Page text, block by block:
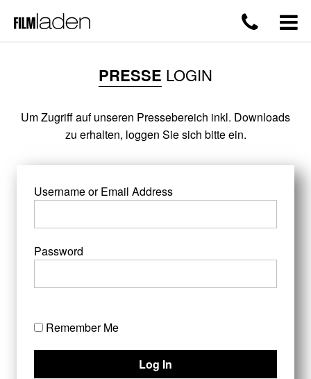
PRESSE LOGIN
Um Zugriff auf unseren Pressebereich inkl. Downloads
zu erhalten, loggen Sie sich bitte ein.
Username or Email Address
Password
Remember Me